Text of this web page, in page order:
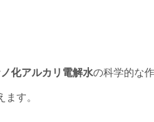
化アルカリ電解水の科学的な
す。